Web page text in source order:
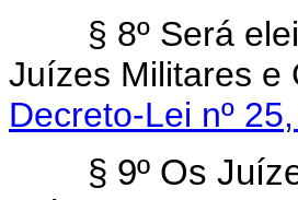
§ 8º Será
Juízes Militares
Decreto-Lei nº
§ 9º Os